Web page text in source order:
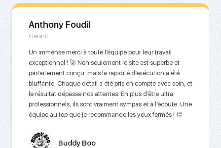
Anthony Foudil
Gérant
Un immense merci à toute l’équipe pour leur travail
exceptionnel ! 🚀 Non seulement le site est superbe et
parfaitement conçu, mais la rapidité d’exécution a été
bluffante. Chaque détail a été pris en compte avec soin, et
le résultat dépasse nos attentes. En plus d’être ultra
professionnels, ils sont vraiment sympas et à l’écoute. Une
équipe au top que je recommande les yeux fermés ! 👏
Buddy Boo